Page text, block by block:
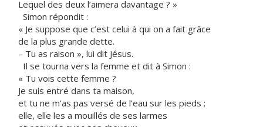
Lequel des deux l’aimera davantage ? »
Simon répondit :
« Je suppose que c’est celui à qui on a fait grâce
de la plus grande dette.
– Tu as raison », lui dit Jésus.
Il se tourna vers la femme et dit à Simon :
« Tu vois cette femme ?
Je suis entré dans ta maison,
et tu ne m’as pas versé de l’eau sur les pieds ;
elle, elle les a mouillés de ses larmes